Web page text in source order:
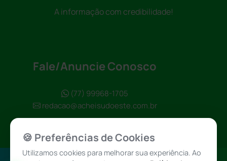
A informação com credibilidade!
Fale/Anuncie Conosco
(77) 99968-1705
redacao@acheisudoeste.com.br
🍪 Preferências de Cookies
Utilizamos cookies para melhorar sua experiência. Ao